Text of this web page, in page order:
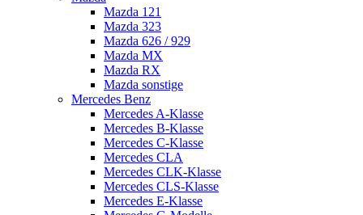
Mazda 121
Mazda 323
Mazda 626 / 929
Mazda MX
Mazda RX
Mazda sonstige
Mercedes Benz
Mercedes A-Klasse
Mercedes B-Klasse
Mercedes C-Klasse
Mercedes CLA
Mercedes CLK-Klasse
Mercedes CLS-Klasse
Mercedes E-Klasse